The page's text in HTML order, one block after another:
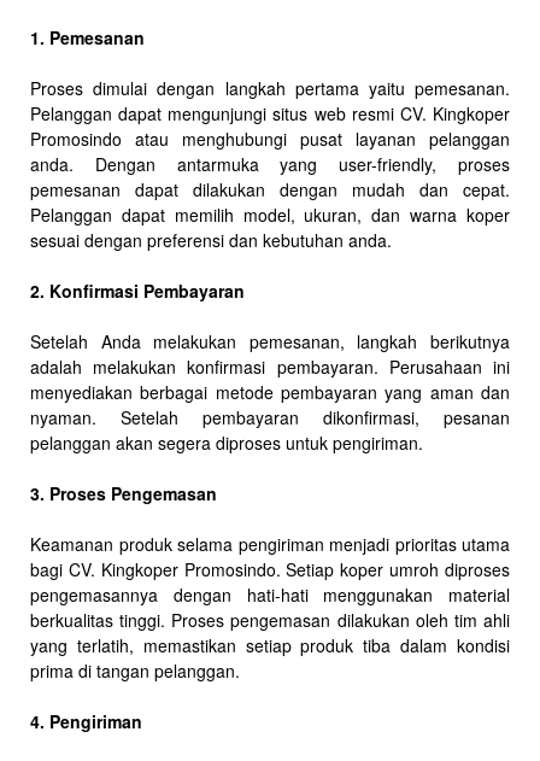
1. Pemesanan
Proses dimulai dengan langkah pertama yaitu pemesanan.
Pelanggan dapat mengunjungi situs web resmi CV. Kingkoper
Promosindo atau menghubungi pusat layanan pelanggan
anda. Dengan antarmuka yang user-friendly, proses
pemesanan dapat dilakukan dengan mudah dan cepat.
Pelanggan dapat memilih model, ukuran, dan warna koper
sesuai dengan preferensi dan kebutuhan anda.
2. Konfirmasi Pembayaran
Setelah Anda melakukan pemesanan, langkah berikutnya
adalah melakukan konfirmasi pembayaran. Perusahaan ini
menyediakan berbagai metode pembayaran yang aman dan
nyaman. Setelah pembayaran dikonfirmasi, pesanan
pelanggan akan segera diproses untuk pengiriman.
3. Proses Pengemasan
Keamanan produk selama pengiriman menjadi prioritas utama
bagi CV. Kingkoper Promosindo. Setiap koper umroh diproses
pengemasannya dengan hati-hati menggunakan material
berkualitas tinggi. Proses pengemasan dilakukan oleh tim ahli
yang terlatih, memastikan setiap produk tiba dalam kondisi
prima di tangan pelanggan.
4. Pengiriman